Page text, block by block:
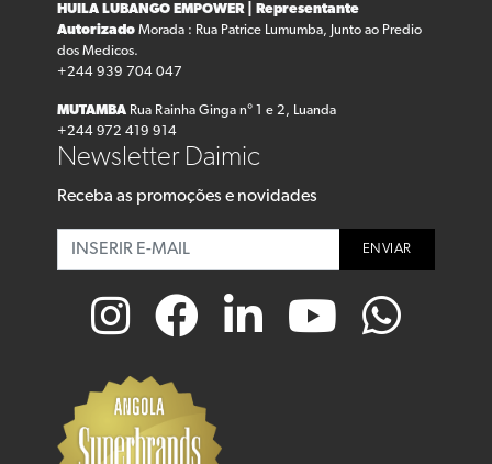
HUILA LUBANGO EMPOWER | Representante
Autorizado Morada : Rua Patrice Lumumba, Junto ao Predio
dos Medicos.
+244 939 704 047
MUTAMBA Rua Rainha Ginga n° 1 e 2, Luanda
+244 972 419 914
Newsletter Daimic
Receba as promoções e novidades
ENVIAR